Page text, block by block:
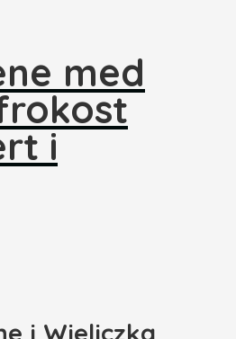
med
i
i Wieliczka